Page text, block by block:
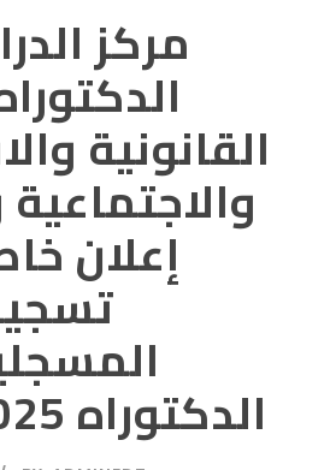
مركز
القانونية
والاجتماعية
إعلان
الدكتوراه 2024/2025